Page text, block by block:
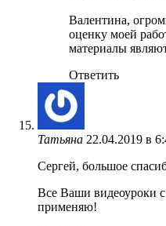
Валентина,
оценку моей
материалы
Ответить
Татьяна 22.04.2019 в
Сергей, большое
Все Ваши видеоуроки
применяю!